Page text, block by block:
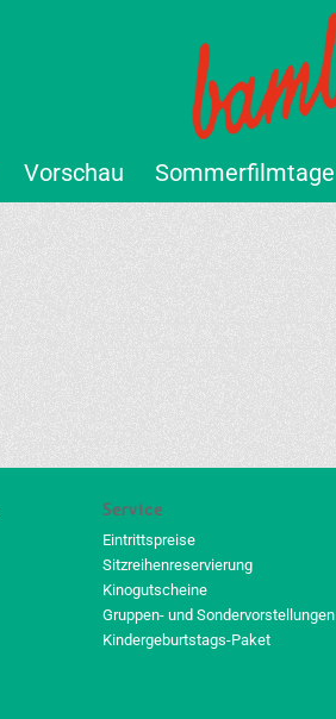
Vorschau Sommerfilmtage
Service
Eintrittspreise
Sitzreihenreservierung
Kinogutscheine
Gruppen- und Sondervorstellungen
Kindergeburtstags-Paket